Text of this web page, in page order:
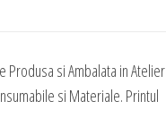
Produsa si Ambalata in Atelier
si Materiale. Printul